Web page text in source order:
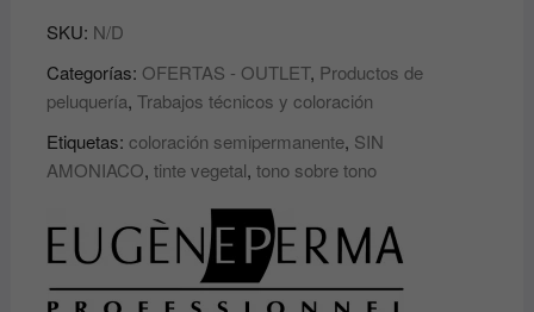
TONO
SOBRE
TONO
SIN
AMONIACO
SAFRANISSIM
EUGENE
cantidad
SKU: N/D
Categorías: OFERTAS - OUTLET, Productos de
peluquería, Trabajos técnicos y coloración
Etiquetas: coloración semipermanente, SIN
AMONIACO, tinte vegetal, tono sobre tono